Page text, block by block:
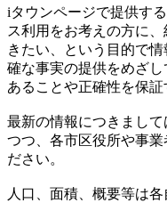
iタウンページで提供す
ス利用をお考えの方に
きたい、という目的で
確な事実の提供をめざ
あることや正確性を保証
最新の情報につきまし
つつ、各市区役所や事
ださい。
人口、面積、概要等は